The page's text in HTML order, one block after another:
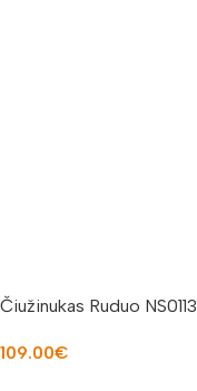
Čiužinukas Ruduo NS0113
109.00€